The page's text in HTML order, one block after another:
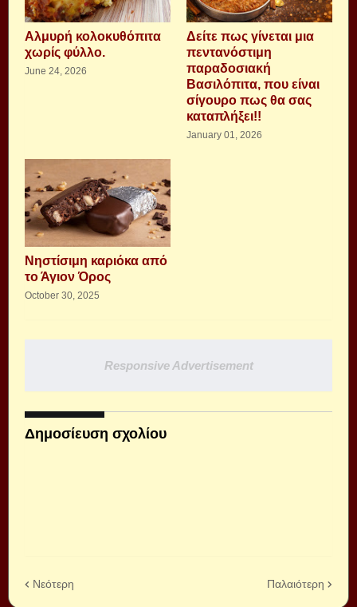
Αλμυρή κολοκυθόπιτα
χωρίς φύλλο.
June 24, 2026
Δείτε πως γίνεται μια
πεντανόστιμη
παραδοσιακή
Βασιλόπιτα, που είναι
σίγουρο πως θα σας
καταπλήξει!!
January 01, 2026
Νηστίσιμη καριόκα από
το Άγιον Όρος
October 30, 2025
Responsive Advertisement
Δημοσίευση σχολίου
Νεότερη Παλαιότερη